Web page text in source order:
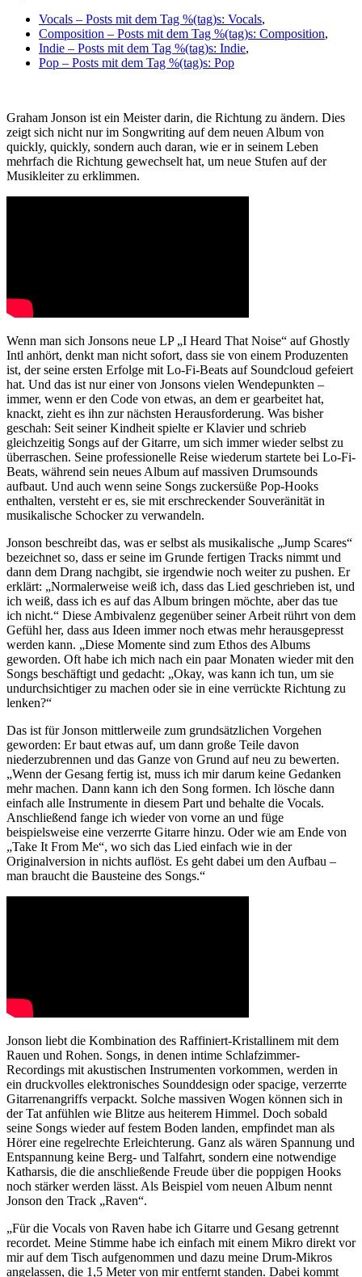
Vocals – Posts mit dem Tag %(tag)s: Vocals,
Composition – Posts mit dem Tag %(tag)s: Composition,
Indie – Posts mit dem Tag %(tag)s: Indie,
Pop – Posts mit dem Tag %(tag)s: Pop
Graham Jonson ist ein Meister darin, die Richtung zu ändern. Dies
zeigt sich nicht nur im Songwriting auf dem neuen Album von
quickly, quickly, sondern auch daran, wie er in seinem Leben
mehrfach die Richtung gewechselt hat, um neue Stufen auf der
Musikleiter zu erklimmen.
Wenn man sich Jonsons neue LP „I Heard That Noise“ auf Ghostly
Intl anhört, denkt man nicht sofort, dass sie von einem Produzenten
ist, der seine ersten Erfolge mit Lo-Fi-Beats auf Soundcloud gefeiert
hat. Und das ist nur einer von Jonsons vielen Wendepunkten –
immer, wenn er den Code von etwas, an dem er gearbeitet hat,
knackt, zieht es ihn zur nächsten Herausforderung. Was bisher
geschah: Seit seiner Kindheit spielte er Klavier und schrieb
gleichzeitig Songs auf der Gitarre, um sich immer wieder selbst zu
überraschen. Seine professionelle Reise wiederum startete bei Lo-Fi-
Beats, während sein neues Album auf massiven Drumsounds
aufbaut. Und auch wenn seine Songs zuckersüße Pop-Hooks
enthalten, versteht er es, sie mit erschreckender Souveränität in
musikalische Schocker zu verwandeln.
Jonson beschreibt das, was er selbst als musikalische „Jump Scares“
bezeichnet so, dass er seine im Grunde fertigen Tracks nimmt und
dann dem Drang nachgibt, sie irgendwie noch weiter zu pushen. Er
erklärt: „Normalerweise weiß ich, dass das Lied geschrieben ist, und
ich weiß, dass ich es auf das Album bringen möchte, aber das tue
ich nicht.“ Diese Ambivalenz gegenüber seiner Arbeit rührt von dem
Gefühl her, dass aus Ideen immer noch etwas mehr herausgepresst
werden kann. „Diese Momente sind zum Ethos des Albums
geworden. Oft habe ich mich nach ein paar Monaten wieder mit den
Songs beschäftigt und gedacht: „Okay, was kann ich tun, um sie
undurchsichtiger zu machen oder sie in eine verrückte Richtung zu
lenken?“
Das ist für Jonson mittlerweile zum grundsätzlichen Vorgehen
geworden: Er baut etwas auf, um dann große Teile davon
niederzubrennen und das Ganze von Grund auf neu zu bewerten.
„Wenn der Gesang fertig ist, muss ich mir darum keine Gedanken
mehr machen. Dann kann ich den Song formen. Ich lösche dann
einfach alle Instrumente in diesem Part und behalte die Vocals.
Anschließend fange ich wieder von vorne an und füge
beispielsweise eine verzerrte Gitarre hinzu. Oder wie am Ende von
„Take It From Me“, wo sich das Lied einfach wie in der
Originalversion in nichts auflöst. Es geht dabei um den Aufbau –
man braucht die Bausteine des Songs.“
Jonson liebt die Kombination des Raffiniert-Kristallinem mit dem
Rauen und Rohen. Songs, in denen intime Schlafzimmer-
Recordings mit akustischen Instrumenten vorkommen, werden in
ein druckvolles elektronisches Sounddesign oder spacige, verzerrte
Gitarrenangriffs verpackt. Solche massiven Wogen können sich in
der Tat anfühlen wie Blitze aus heiterem Himmel. Doch sobald
seine Songs wieder auf festem Boden landen, empfindet man als
Hörer eine regelrechte Erleichterung. Ganz als wären Spannung und
Entspannung keine Berg- und Talfahrt, sondern eine notwendige
Katharsis, die die anschließende Freude über die poppigen Hooks
noch stärker werden lässt. Als Beispiel vom neuen Album nennt
Jonson den Track „Raven“.
„Für die Vocals von Raven habe ich Gitarre und Gesang getrennt
recordet. Meine Stimme habe ich einfach mit einem Mikro direkt vor
mir auf dem Tisch aufgenommen und dazu meine Drum-Mikros
angelassen, die 1,5 Meter von mir entfernt standen. Dabei kommt